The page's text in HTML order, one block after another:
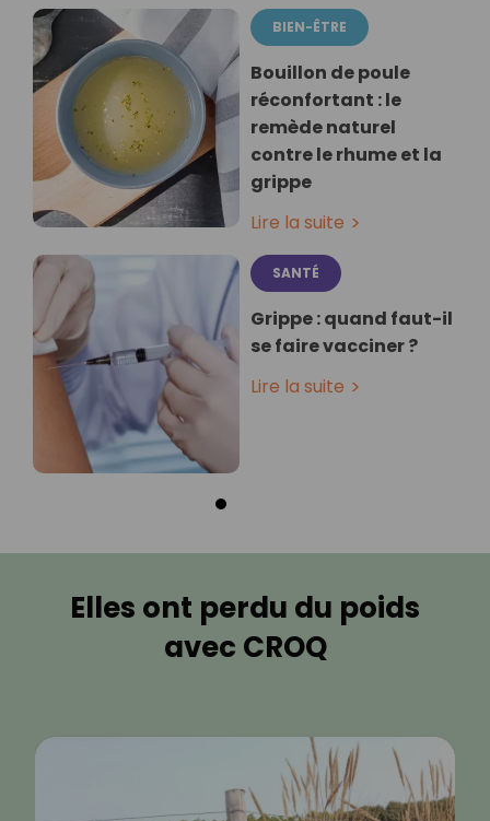
BIEN-ÊTRE
Bouillon de poule
réconfortant : le
remède naturel
contre le rhume et la
grippe
Lire la suite
SANTÉ
Grippe : quand faut-il
se faire vacciner ?
Lire la suite
Elles ont perdu du poids
avec CROQ